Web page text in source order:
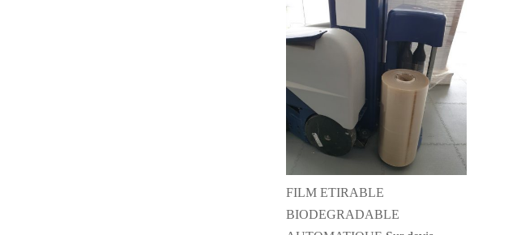
FILM ETIRABLE
BIODEGRADABLE